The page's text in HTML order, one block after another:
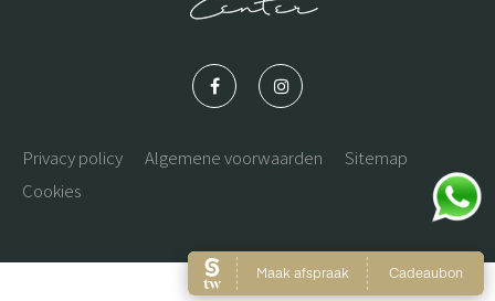
Privacy policy Algemene voorwaarden
Sitemap
Cookies